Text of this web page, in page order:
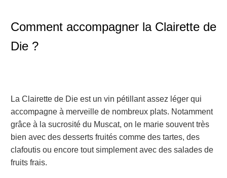
Comment accompagner la Clairette de
Die ?
La Clairette de Die est un vin pétillant assez léger qui
accompagne à merveille de nombreux plats. Notamment
grâce à la sucrosité du Muscat, on le marie souvent très
bien avec des desserts fruités comme des tartes, des
clafoutis ou encore tout simplement avec des salades de
fruits frais.